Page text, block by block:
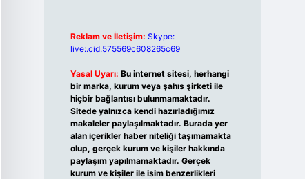
Reklam ve İletişim: Skype:
live:.cid.575569c608265c69
Yasal Uyarı: Bu internet sitesi, herhangi
bir marka, kurum veya şahıs şirketi ile
hiçbir bağlantısı bulunmamaktadır.
Sitede yalnızca kendi hazırladığımız
makaleler paylaşılmaktadır. Burada yer
alan içerikler haber niteliği taşımamakta
olup, gerçek kurum ve kişiler hakkında
paylaşım yapılmamaktadır. Gerçek
kurum ve kişiler ile isim benzerlikleri